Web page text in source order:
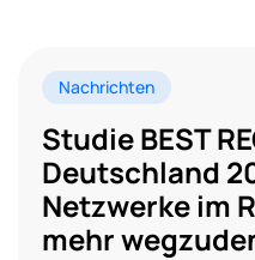
Nachrichten
Studie BEST
Deutschland
Netzwerke im
mehr